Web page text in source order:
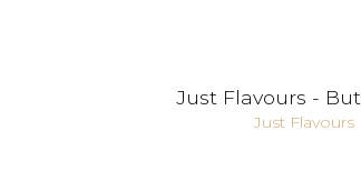
Just Flavours -
Just Flavours